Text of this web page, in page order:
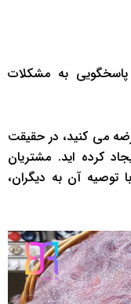
به مشکلات
می کنید، در حقیقت
کرده اید. مشتریان
توصیه آن به دیگران،